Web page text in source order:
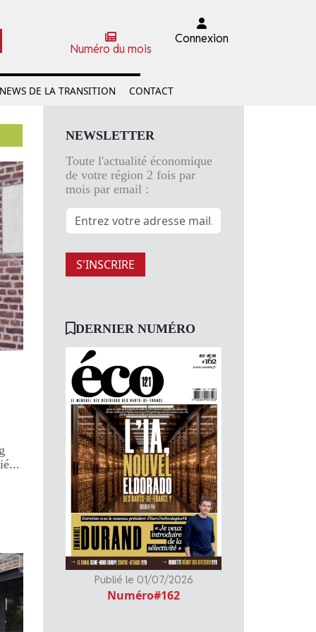
Numéro du mois
Connexion
DE LA TRANSITION CONTACT
NEWSLETTER
Toute l'actualité économique
de votre région 2 fois par
mois par email :
S'INSCRIRE
DERNIER NUMÉRO
Publié le 01/07/2026
Numéro#162